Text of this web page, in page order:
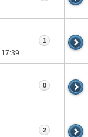
17:39
1
0
2